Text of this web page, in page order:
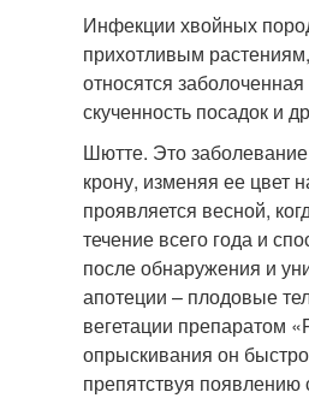
Инфекции хвойных
прихотливым
относятся
скученность посадок и
Шютте. Это
крону, изменяя ее цвет
проявляется весной,
течение всего года и
после обнаружения и
апотеции – плодовые
вегетации препаратом
опрыскивания он
препятствуя появлению